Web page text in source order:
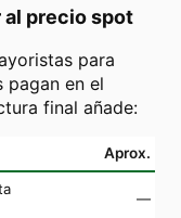
al precio spot
para
en el
final añade:
Aprox.
—